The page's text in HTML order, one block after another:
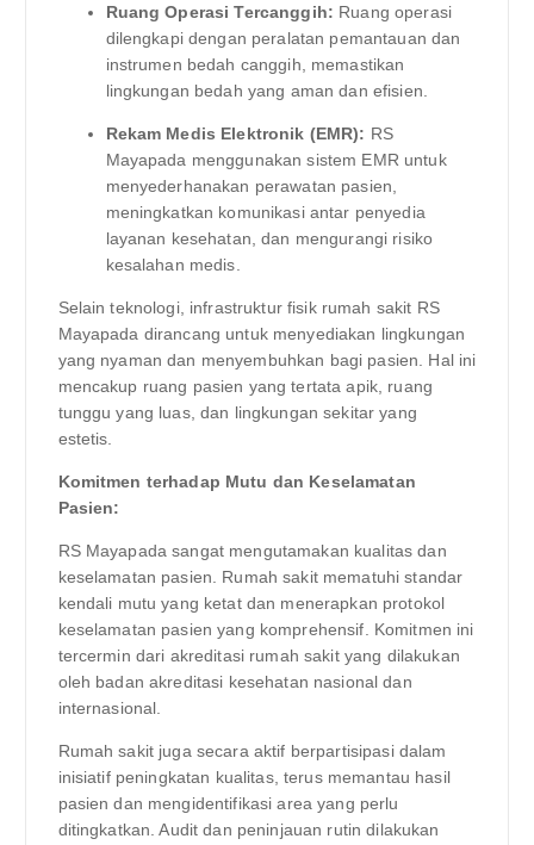
Ruang Operasi Tercanggih: Ruang operasi
dilengkapi dengan peralatan pemantauan dan
instrumen bedah canggih, memastikan
lingkungan bedah yang aman dan efisien.
Rekam Medis Elektronik (EMR): RS
Mayapada menggunakan sistem EMR untuk
menyederhanakan perawatan pasien,
meningkatkan komunikasi antar penyedia
layanan kesehatan, dan mengurangi risiko
kesalahan medis.
Selain teknologi, infrastruktur fisik rumah sakit RS
Mayapada dirancang untuk menyediakan lingkungan
yang nyaman dan menyembuhkan bagi pasien. Hal ini
mencakup ruang pasien yang tertata apik, ruang
tunggu yang luas, dan lingkungan sekitar yang
estetis.
Komitmen terhadap Mutu dan Keselamatan
Pasien:
RS Mayapada sangat mengutamakan kualitas dan
keselamatan pasien. Rumah sakit mematuhi standar
kendali mutu yang ketat dan menerapkan protokol
keselamatan pasien yang komprehensif. Komitmen ini
tercermin dari akreditasi rumah sakit yang dilakukan
oleh badan akreditasi kesehatan nasional dan
internasional.
Rumah sakit juga secara aktif berpartisipasi dalam
inisiatif peningkatan kualitas, terus memantau hasil
pasien dan mengidentifikasi area yang perlu
ditingkatkan. Audit dan peninjauan rutin dilakukan